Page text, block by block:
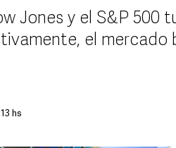
Jones y el S&P 500
el
hs